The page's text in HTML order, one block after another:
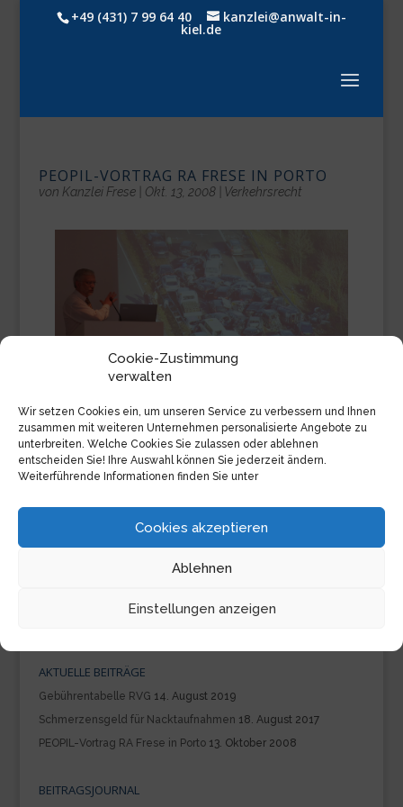
Cookie-Zustimmung
verwalten
Wir setzen Cookies ein, um unseren Service zu verbessern und Ihnen
zusammen mit weiteren Unternehmen personalisierte Angebote zu
unterbreiten. Welche Cookies Sie zulassen oder ablehnen
entscheiden Sie! Ihre Auswahl können Sie jederzeit ändern.
Weiterführende Informationen finden Sie unter
Cookies akzeptieren
Ablehnen
Einstellungen anzeigen
+49 (431) 7 99 64 40 kanzlei@anwalt-in-
kiel.de
PEOPIL-VORTRAG RA FRESE IN PORTO
von Kanzlei Frese| Okt. 13, 2008| Verkehrsrecht
Im Rahmen eines Seminars der European Exchange
Group Road Traffic Accidents of PEOPIL hielt RA
Wolfgang Frese am 03.10.2008 in Porto einen Vortrag
mit dem Titel „Life after FBTO Schadeverzekeringen NV -v-
Jack Odenbreit / How will the domestic courts approach
AKTUELLE BEITRÄGE
Gebührentabelle RVG 14. August 2019
Schmerzensgeld für Nacktaufnahmen 18. August 2017
PEOPIL-Vortrag RA Frese in Porto 13. Oktober 2008
BEITRAGSJOURNAL